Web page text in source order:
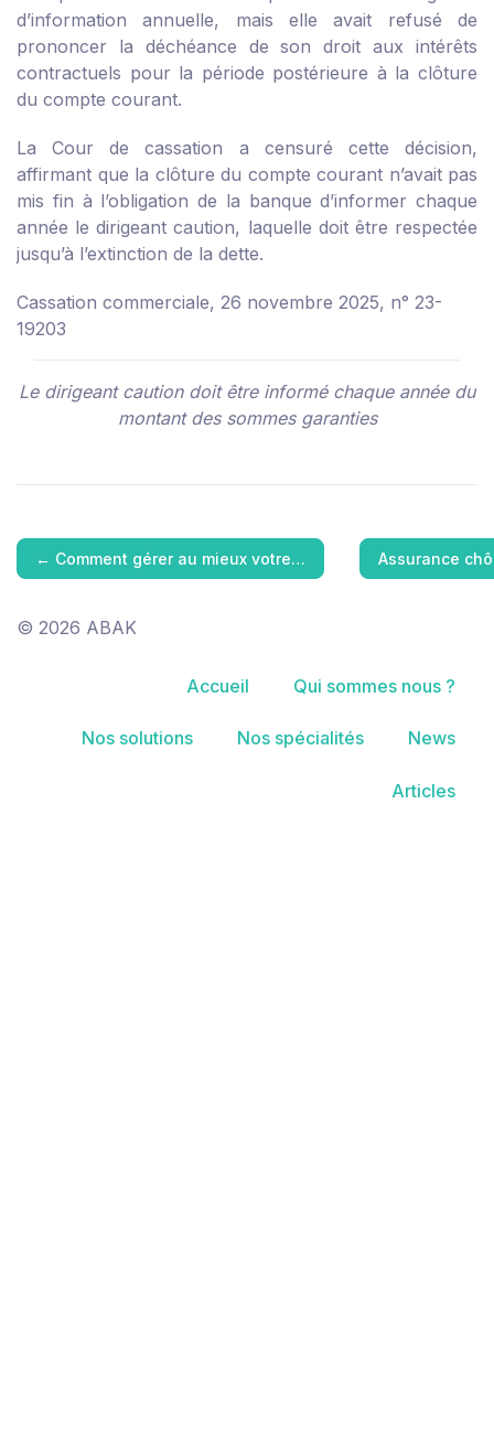
d’information annuelle, mais elle avait refusé de
prononcer la déchéance de son droit aux intérêts
contractuels pour la période postérieure à la clôture
du compte courant.
La Cour de cassation a censuré cette décision,
affirmant que la clôture du compte courant n’avait pas
mis fin à l’obligation de la banque d’informer chaque
année le dirigeant caution, laquelle doit être respectée
jusqu’à l’extinction de la dette.
Cassation commerciale, 26 novembre 2025, n° 23-
19203
Le dirigeant caution doit être informé chaque année du
montant des sommes garanties
← Comment gérer au mieux votre… Assurance
© 2026 ABAK
Accueil Qui sommes nous ?
Nos solutions Nos spécialités News
Articles